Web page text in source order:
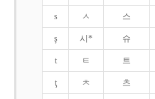
s ㅅ 스
ş 시* 슈
t ㅌ 트
ţ ㅊ 츠